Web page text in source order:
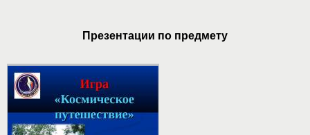
Презентации по предмету